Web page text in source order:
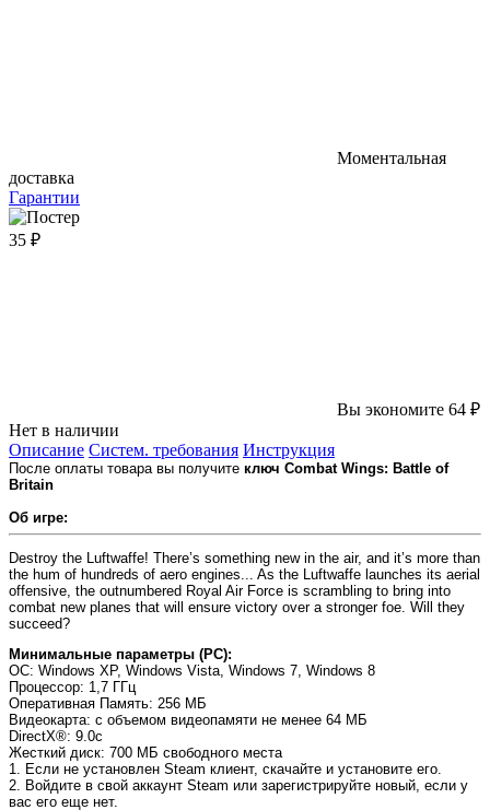
Моментальная
доставка
Гарантии
35 ₽
Вы экономите 64 ₽
Нет в наличии
Описание Систем. требования Инструкция
После оплаты товара вы получите ключ Combat Wings: Battle of
Britain
Об игре:
Destroy the Luftwaffe! There’s something new in the air, and it’s more than
the hum of hundreds of aero engines... As the Luftwaffe launches its aerial
offensive, the outnumbered Royal Air Force is scrambling to bring into
combat new planes that will ensure victory over a stronger foe. Will they
succeed?
Минимальные параметры (PC):
OC: Windows XP, Windows Vista, Windows 7, Windows 8
Процессор: 1,7 ГГц
Оперативная Память: 256 МБ
Видеокарта: с объемом видеопамяти не менее 64 МБ
DirectX®: 9.0c
Жесткий диск: 700 МБ свободного места
1. Если не установлен Steam клиент, скачайте и установите его.
2. Войдите в свой аккаунт Steam или зарегистрируйте новый, если у
вас его еще нет.